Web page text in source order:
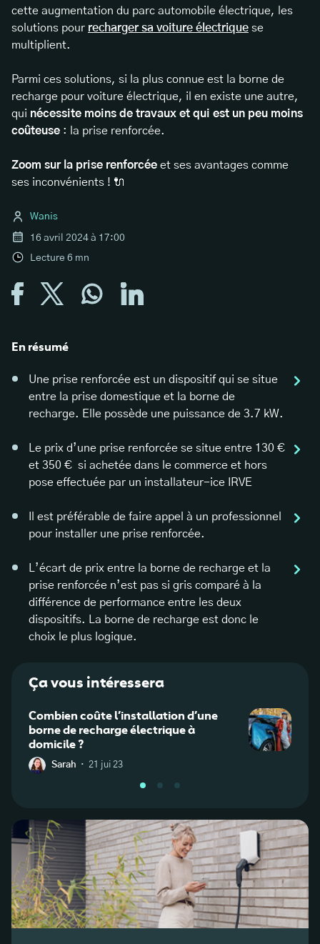
cette augmentation du parc automobile électrique, les
solutions pour recharger sa voiture électrique se
multiplient.
Parmi ces solutions, si la plus connue est la borne de
recharge pour voiture électrique, il en existe une autre,
qui nécessite moins de travaux et qui est un peu moins
coûteuse : la prise renforcée.
Zoom sur la prise renforcée et ses avantages comme
ses inconvénients ! 🔌
Wanis
16 avril 2024 à 17:00
Lecture 6 mn
En résumé
Une prise renforcée est un dispositif qui se situe
entre la prise domestique et la borne de
recharge. Elle possède une puissance de 3.7 kW.
Le prix d’une prise renforcée se situe entre 130 €
et 350 € si achetée dans le commerce et hors
pose effectuée par un installateur-ice IRVE
Il est préférable de faire appel à un professionnel
pour installer une prise renforcée.
L’écart de prix entre la borne de recharge et la
prise renforcée n’est pas si gris comparé à la
différence de performance entre les deux
dispositifs. La borne de recharge est donc le
choix le plus logique.
Ça vous intéressera
Combien coûte l’installation d’une
borne de recharge électrique à
domicile ?
Sarah · 21 jui 23